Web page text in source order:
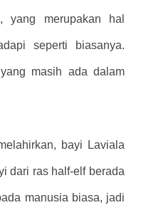
yang merupakan hal
seperti biasanya.
masih ada dalam
bayi Laviala
dari ras half-elf berada
manusia biasa, jadi